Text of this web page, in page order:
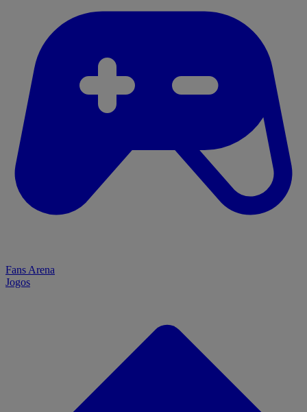
Fans Arena
Jogos